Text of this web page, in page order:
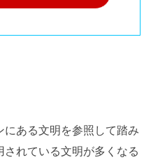
にある文明を参照して踏み
れている文明が多くなる